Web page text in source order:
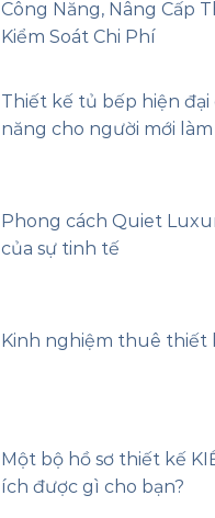
Công Năng, Nâng Cấp
Kiểm Soát Chi Phí
Thiết kế tủ bếp hiện
năng cho người mới
Phong cách Quiet
của sự tinh tế
Kinh nghiệm thuê thiết
Một bộ hồ sơ thiết kế
ích được gì cho bạn?